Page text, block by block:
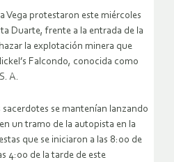
Vega protestaron este miércoles
Duarte, frente a la entrada de la
la explotación minera que
Falcondo, conocida como
A.
se mantenían lanzando
un tramo de la autopista en la
que se iniciaron a las 8:00 de
4:00 de la tarde de este